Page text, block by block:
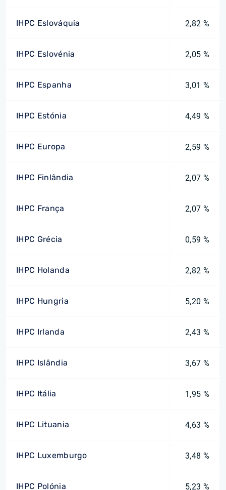
IHPC Eslováquia 2,82 %
IHPC Eslovénia 2,05 %
IHPC Espanha 3,01 %
IHPC Estónia 4,49 %
IHPC Europa 2,59 %
IHPC Finlândia 2,07 %
IHPC França 2,07 %
IHPC Grécia 0,59 %
IHPC Holanda 2,82 %
IHPC Hungria 5,20 %
IHPC Irlanda 2,43 %
IHPC Islândia 3,67 %
IHPC Itália 1,95 %
IHPC Lituania 4,63 %
IHPC Luxemburgo 3,48 %
IHPC Polónia 5,23 %